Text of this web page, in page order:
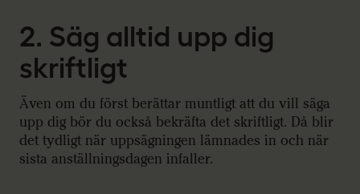
2. Säg alltid upp dig
skriftligt
Även om du först berättar muntligt att du vill säga
upp dig bör du också bekräfta det skriftligt. Då blir
det tydligt när uppsägningen lämnades in och när
sista anställningsdagen infaller.